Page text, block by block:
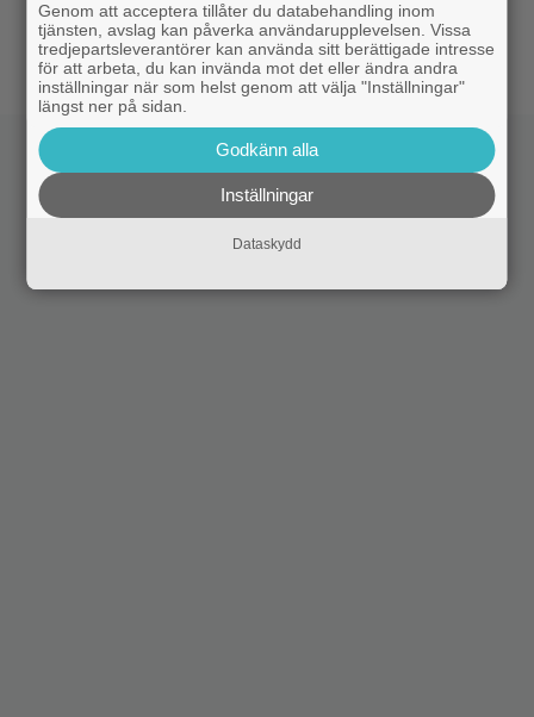
Casting |Jim Carrey klar för ny långfilm –
baserad på älskad animerad serie
Genom att acceptera tillåter du databehandling inom
tjänsten, avslag kan påverka användarupplevelsen. Vissa
tredjepartsleverantörer kan använda sitt berättigade intresse
för att arbeta, du kan invända mot det eller ändra andra
inställningar när som helst genom att välja "Inställningar"
längst ner på sidan.
Godkänn alla
Inställningar
Dataskydd